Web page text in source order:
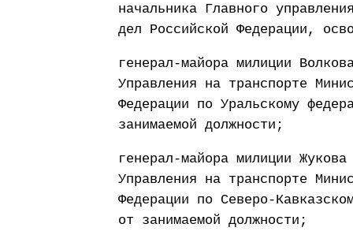
начальника Главного
дел Российской Федерации,
генерал-майора милиции
Управления на транспорте
Федерации по Уральскому
занимаемой должности;
генерал-майора милиции
Управления на транспорте
Федерации по Северо-
от занимаемой должности;